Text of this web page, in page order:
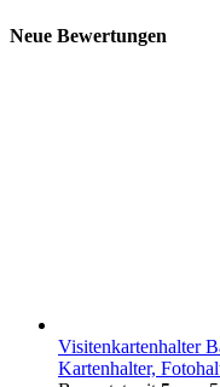
Neue Bewertungen
Visitenkartenhalter
Kartenhalter,